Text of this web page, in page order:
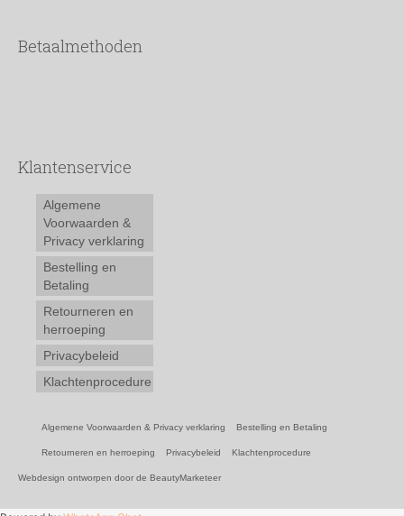
Betaalmethoden
Klantenservice
Algemene
Voorwaarden &
Privacy verklaring
Bestelling en
Betaling
Retourneren en
herroeping
Privacybeleid
Klachtenprocedure
Algemene Voorwaarden & Privacy verklaring Bestelling en Betaling
Retourneren en herroeping Privacybeleid Klachtenprocedure
Webdesign ontworpen door de BeautyMarketeer